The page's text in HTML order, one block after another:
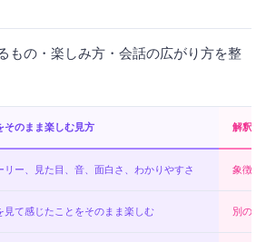
もの・楽しみ方・会話の広がり方を整
そのまま楽しむ見方 解釈を
リー、見た目、音、面白さ、わかりやすさ 象徴、
見て感じたことをそのまま楽しむ 別の見